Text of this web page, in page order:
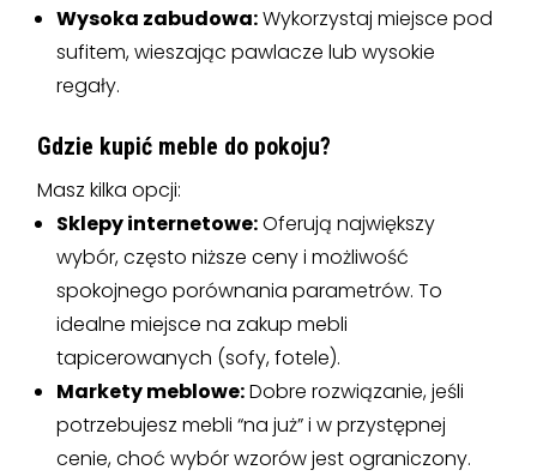
Wysoka zabudowa:Wykorzystaj miejsce pod
sufitem, wieszając pawlacze lub wysokie
regały.
Gdzie kupić meble do pokoju?
Masz kilka opcji:
Sklepy internetowe:Oferują największy
wybór, często niższe ceny i możliwość
spokojnego porównania parametrów. To
idealne miejsce na zakup mebli
tapicerowanych (sofy, fotele).
Markety meblowe:Dobre rozwiązanie, jeśli
potrzebujesz mebli “na już” i w przystępnej
cenie, choć wybór wzorów jest ograniczony.